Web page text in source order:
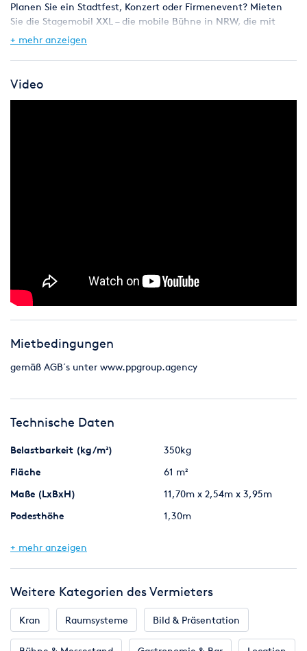
Planen Sie ein Stadtfest, Konzert oder Firmenevent? Mieten
Sie die Stagemobil XXL – die mobile Bühne in NRW, die mit
61 m² Fläche, schneller Aufbauzeit und optionalen Sidewings
Veranstaltungen, Tour-Events und Vereinsfeste.
+ mehr anzeigen
Video
Mietbedingungen
gemäß AGB´s unter www.ppgroup.agency
Technische Daten
Belastbarkeit (kg/m²)
350kg
Fläche
61 m²
Maße (LxBxH)
11,70m x 2,54m x 3,95m
Podesthöhe
1,30m
+ mehr anzeigen
Weitere Kategorien des Vermieters
Kran Raumsysteme Bild & Präsentation